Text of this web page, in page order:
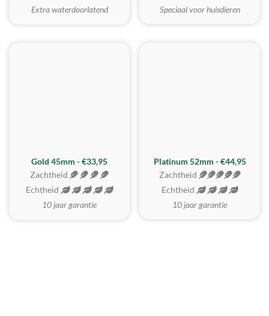
Extra waterdoorlatend
Speciaal voor huisdieren
REALISTISCH
Gold 45mm - €33,95
Zachtheid
Echtheid
10 jaar garantie
ZACHTSTE
Platinum 52mm - €44,95
Zachtheid
Echtheid
10 jaar garantie